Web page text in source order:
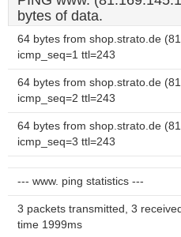
bytes of data.
64 bytes from shop.strato.de
icmp_seq=1 ttl=243
64 bytes from shop.strato.de
icmp_seq=2 ttl=243
64 bytes from shop.strato.de
icmp_seq=3 ttl=243
--- www. ping statistics ---
3 packets transmitted, 3
time 1999ms